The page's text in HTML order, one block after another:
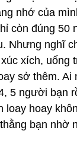
nhớ của
còn đúng 50
Nhưng nghĩ
xích, uống
sở thêm. Ai
5 người bạn
loay hoay
bạn nhờ